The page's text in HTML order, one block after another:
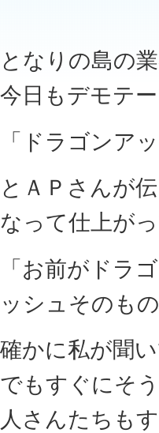
となりの島の
今日もデモテ
「ドラゴンア
とＡＰさんが
なって仕上が
「お前がドラ
ッシュそのも
確かに私が聞
でもすぐにそ
人さんたちも